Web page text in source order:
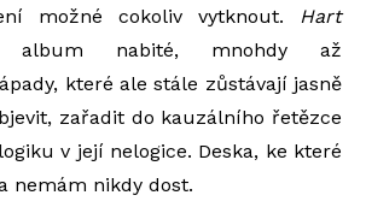
možné cokoliv vytknout. Hart
nabité, mnohdy až
které ale stále zůstávají jasně
zařadit do kauzálního řetězce
v její nelogice. Deska, ke které
nemám nikdy dost.